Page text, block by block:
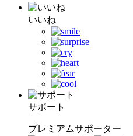
いいね
サポート
プレミアムサポーター